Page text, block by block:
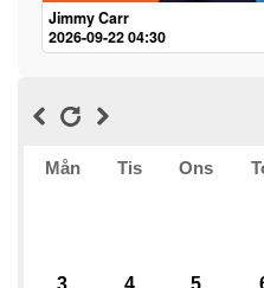
Jimmy Carr
2026-09-22 04:30
Mån Tis Ons
3 4 5